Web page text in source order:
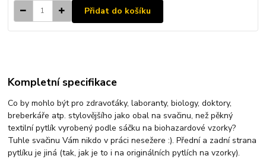
Přidat do košíku
Kompletní specifikace
Co by mohlo být pro zdravoťáky, laboranty, biology, doktory,
breberkáře atp. stylovějšího jako obal na svačinu, než pěkný
textilní pytlík vyrobený podle sáčku na biohazardové vzorky?
Tuhle svačinu Vám nikdo v práci nesežere :). Přední a zadní strana
pytlíku je jiná (tak, jak je to i na originálních pytlích na vzorky).